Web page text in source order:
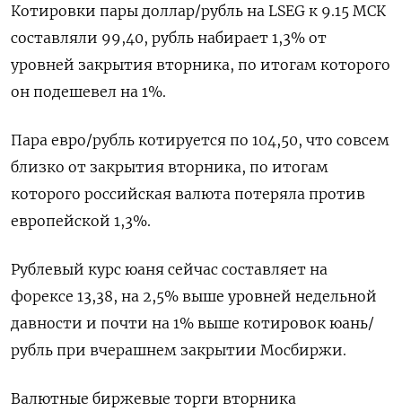
Котировки пары доллар/рубль на LSEG к 9.15 МСК
составляли 99,40, рубль набирает 1,3% от
уровней закрытия вторника, по итогам которого
он подешевел на 1%.
Пара евро/рубль котируется по 104,50, что совсем
близко от закрытия вторника, по итогам
которого российская валюта потеряла против
европейской 1,3%.
Рублевый курс юаня сейчас составляет на
форексе 13,38, на 2,5% выше уровней недельной
давности и почти на 1% выше котировок юань/
рубль при вчерашнем закрытии Мосбиржи.
Валютные биржевые торги вторника